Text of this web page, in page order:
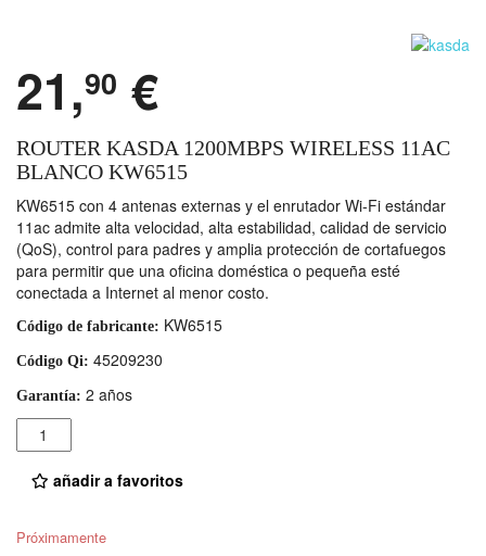
21,90 €
ROUTER KASDA 1200MBPS WIRELESS 11AC
BLANCO KW6515
KW6515 con 4 antenas externas y el enrutador Wi-Fi estándar
11ac admite alta velocidad, alta estabilidad, calidad de servicio
(QoS), control para padres y amplia protección de cortafuegos
para permitir que una oficina doméstica o pequeña esté
conectada a Internet al menor costo.
Código de fabricante: KW6515
Código Qi: 45209230
Garantía: 2 años
Cantidad
añadir a favoritos
Próximamente